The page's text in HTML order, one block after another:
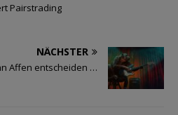
Pairstrading
NÄCHSTER
Affen entscheiden …